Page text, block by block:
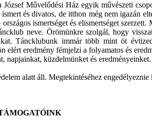
Művelődési Ház egyik művészeti
és divatos, de itthon még nem igazán
ismertséget és elismertséget
neve. Örömünkre szolgál, hogy
Táncklubunk immár több mint öt
eredmény fémjelzi a folyamatos és
küzdelmünket és eredményeinket.
alatt áll. Megtekintéséhez engedélyeznie